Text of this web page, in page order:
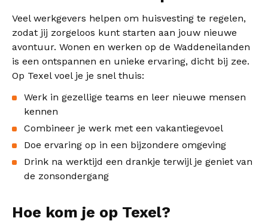
Veel werkgevers helpen om huisvesting te regelen,
zodat jij zorgeloos kunt starten aan jouw nieuwe
avontuur. Wonen en werken op de Waddeneilanden
is een ontspannen en unieke ervaring, dicht bij zee.
Op Texel voel je je snel thuis:
Werk in gezellige teams en leer nieuwe mensen
kennen
Combineer je werk met een vakantiegevoel
Doe ervaring op in een bijzondere omgeving
Drink na werktijd een drankje terwijl je geniet van
de zonsondergang
Hoe kom je op Texel?